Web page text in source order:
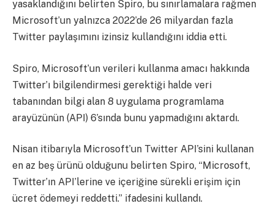
yasaklandığını belirten Spiro, bu sınırlamalara rağmen
Microsoft’un yalnızca 2022’de 26 milyardan fazla
Twitter paylaşımını izinsiz kullandığını iddia etti.
Spiro, Microsoft’un verileri kullanma amacı hakkında
Twitter’ı bilgilendirmesi gerektiği halde veri
tabanından bilgi alan 8 uygulama programlama
arayüzünün (API) 6’sında bunu yapmadığını aktardı.
Nisan itibarıyla Microsoft’un Twitter API’sini kullanan
en az beş ürünü olduğunu belirten Spiro, “Microsoft,
Twitter’ın API’lerine ve içeriğine sürekli erişim için
ücret ödemeyi reddetti.” ifadesini kullandı.